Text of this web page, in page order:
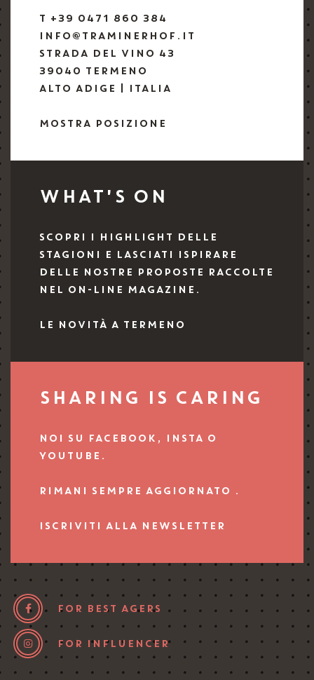
T +39 0471 860 384
INFO@TRAMINERHOF.IT
STRADA DEL VINO 43
39040 TERMENO
ALTO ADIGE | ITALIA
MOSTRA POSIZIONE
WHAT'S ON
SCOPRI I HIGHLIGHT DELLE
STAGIONI E LASCIATI ISPIRARE
DELLE NOSTRE PROPOSTE RACCOLTE
NEL ON-LINE MAGAZINE.
LE NOVITÀ A TERMENO
SHARING IS CARING
NOI SU FACEBOOK, INSTA O
YOUTUBE.
RIMANI SEMPRE AGGIORNATO .
ISCRIVITI ALLA NEWSLETTER
FOR BEST AGERS
FOR INFLUENCER